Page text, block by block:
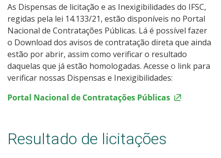
As Dispensas de licitação e as Inexigibilidades do IFSC,
regidas pela lei 14.133/21, estão disponíveis no Portal
Nacional de Contratações Públicas. Lá é possível fazer
o Download dos avisos de contratação direta que ainda
estão por abrir, assim como verificar o resultado
daquelas que já estão homologadas. Acesse o link para
verificar nossas Dispensas e Inexigibilidades:
Portal Nacional de Contratações Públicas
Resultado de licitações